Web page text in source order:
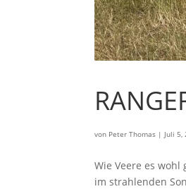
von Peter Thomas | Juli 5,
Wie Veere es wohl
im strahlenden